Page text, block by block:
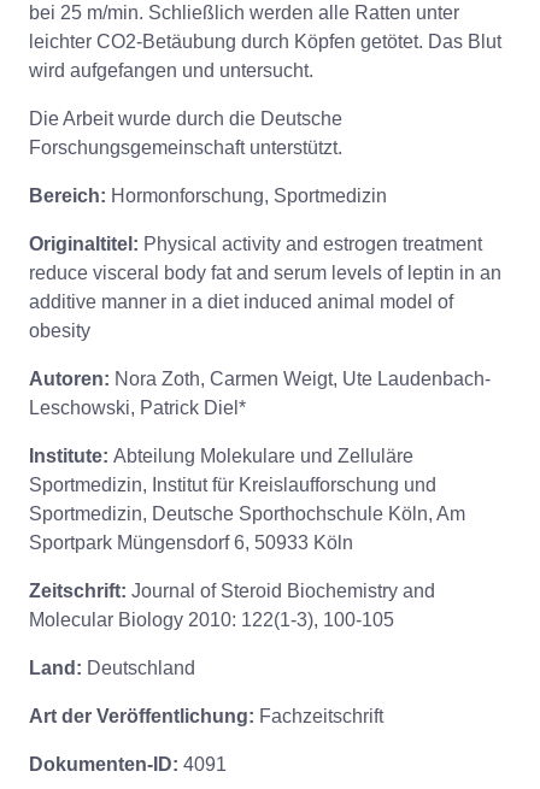
bei 25 m/min. Schließlich werden alle Ratten unter
leichter CO2-Betäubung durch Köpfen getötet. Das Blut
wird aufgefangen und untersucht.
Die Arbeit wurde durch die Deutsche
Forschungsgemeinschaft unterstützt.
Bereich: Hormonforschung, Sportmedizin
Originaltitel: Physical activity and estrogen treatment
reduce visceral body fat and serum levels of leptin in an
additive manner in a diet induced animal model of
obesity
Autoren: Nora Zoth, Carmen Weigt, Ute Laudenbach-
Leschowski, Patrick Diel*
Institute: Abteilung Molekulare und Zelluläre
Sportmedizin, Institut für Kreislaufforschung und
Sportmedizin, Deutsche Sporthochschule Köln, Am
Sportpark Müngensdorf 6, 50933 Köln
Zeitschrift: Journal of Steroid Biochemistry and
Molecular Biology 2010: 122(1-3), 100-105
Land: Deutschland
Art der Veröffentlichung: Fachzeitschrift
Dokumenten-ID: 4091